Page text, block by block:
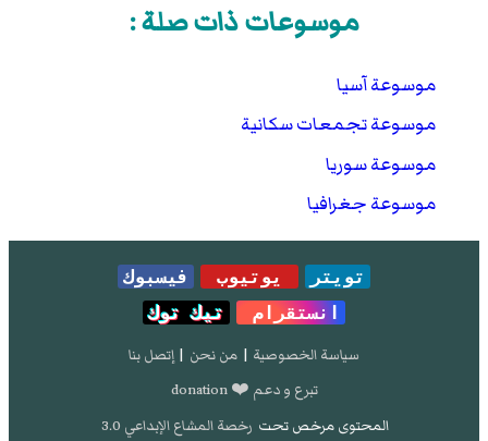
موسوعات ذات صلة :
موسوعة آسيا
موسوعة تجمعات سكانية
موسوعة سوريا
موسوعة جغرافيا
تويتر يوتيوب
فيسبوك
انستقرام
تيك توك
سياسة الخصوصية | من نحن | إتصل بنا
تبرع و دعم ❤️ donation
المحتوى مرخص تحت رخصة المشاع الإبداعي 3.0